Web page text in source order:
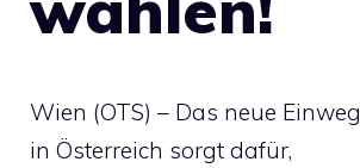
Wien (OTS) – Das neue
in Österreich sorgt dafür,